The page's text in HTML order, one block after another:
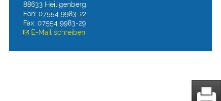
88633 Heiligenberg
Fon: 07554 9983-22
Fax: 07554 9983-29
E-Mail schreiben